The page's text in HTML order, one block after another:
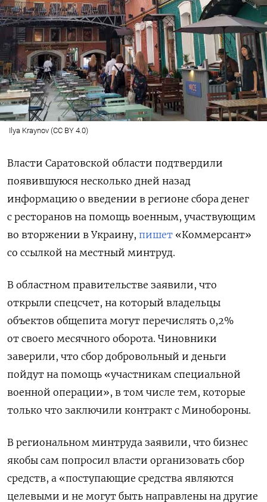
Ilya Kraynov (CC BY 4.0)
Власти Саратовской области подтвердили
появившуюся несколько дней назад
информацию о введении в регионе сбора денег
с ресторанов на помощь военным, участвующим
во вторжении в Украину, пишет «Коммерсант»
со ссылкой на местный минтруд.
В областном правительстве заявили, что
открыли спецсчет, на который владельцы
объектов общепита могут перечислять 0,2%
от своего месячного оборота. Чиновники
заверили, что сбор добровольный и деньги
пойдут на помощь «участникам специальной
военной операции», в том числе тем, которые
только что заключили контракт с Минобороны.
В региональном минтруда заявили, что бизнес
якобы сам попросил власти организовать сбор
средств, а «поступающие средства являются
целевыми и не могут быть направлены на другие